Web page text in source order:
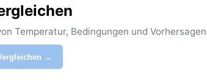
sonnig und mild. Ein markantes
mystisch wirken lässt. Frost ist
oder Monsun gibt es hier nicht; die
Sicht auf die Vulkane und angenehme
Temperatur, Bedingungen und
→